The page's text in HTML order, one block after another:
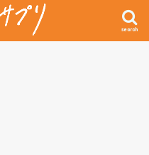
search